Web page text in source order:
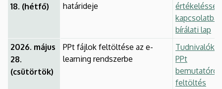
18. (hétfő)
határideje
értékeléssel
bírálati lap
2026. május
28.
(csütörtök)
PPt fájlok feltöltése az e-
learning rendszerbe
Tudnivalók a
PPt
bemutatóról,
feltöltés